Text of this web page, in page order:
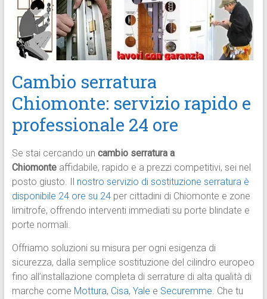
Cambio serratura
Chiomonte: servizio rapido e
professionale 24 ore
Se stai cercando un cambio serratura a
Chiomonteaffidabile, rapido e a prezzi competitivi, sei nel
posto giusto.
Il nostro servizio di sostituzione serratura è
disponibile 24 ore su 24per cittadini di Chiomonte e zone
limitrofe, offrendo interventi immediati su porte blindate e
porte normali.
Offriamo soluzioni su misura per ogni esigenza di
sicurezza, dalla semplice sostituzione del cilindro europeo
fino all’installazione completa di serrature di alta qualità di
marche come Mottura, Cisa, Yale e Securemme. Che tu